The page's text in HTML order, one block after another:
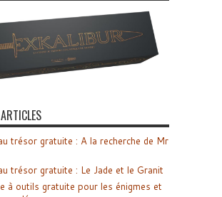
trésor gratuite : A la recherche de Mr
trésor gratuite : Le Jade et le Granit
à outils gratuite pour les énigmes et